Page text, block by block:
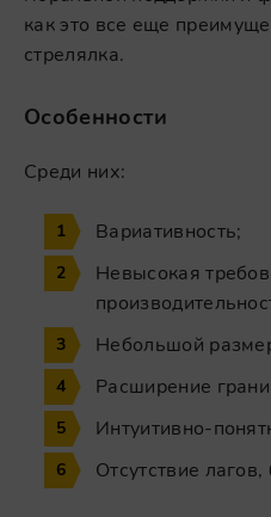
как это все еще
стрелялка.
Особенности
Среди них:
Вариативность;
Невысокая
Небольшой
Расширение
Интуитивно-
Отсутствие